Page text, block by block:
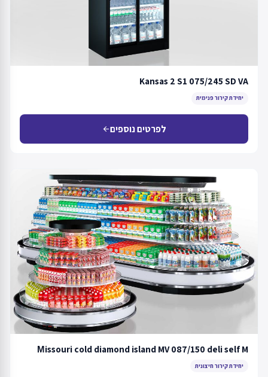
Kansas 2 S1 075/245 SD VA
יחידת קירור פנימית
לפרטים נוספיםarrow_back
Мissouri cold diamond island MV 087/150 deli self M
יחידת קירור חיצונית